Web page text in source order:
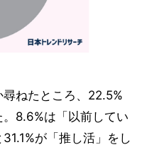
ねたところ、22.5%
8.6%は「以前してい
が「推し活」をし